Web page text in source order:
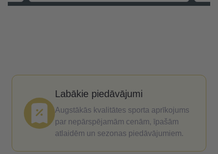
Labākie piedāvājumi
Augstākās kvalitātes sporta aprīkojums
par nepārspējamām cenām, īpašām
atlaidēm un sezonas piedāvājumiem.